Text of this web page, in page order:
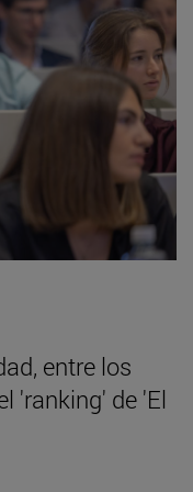
entre los
'ranking' de 'El